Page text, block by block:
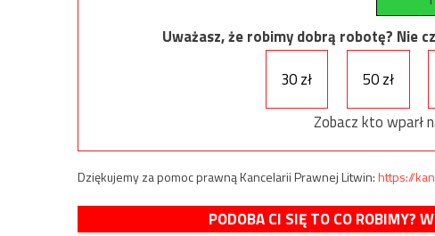
Uważasz, że robimy dobrą robotę? Nie
30 zł
50 zł
Zobacz kto wparł
Dziękujemy za pomoc prawną Kancelarii Prawnej Litwin:https://
PODOBA CI SIĘ TO CO ROBIMY?